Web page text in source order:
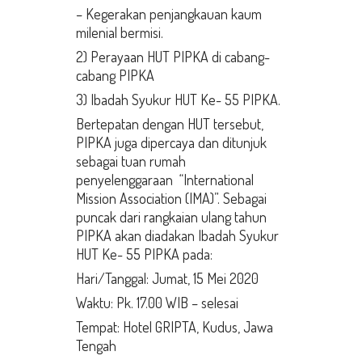
– Kegerakan penjangkauan kaum
milenial bermisi.
2) Perayaan HUT PIPKA di cabang-
cabang PIPKA
3) Ibadah Syukur HUT Ke- 55 PIPKA.
Bertepatan dengan HUT tersebut,
PIPKA juga dipercaya dan ditunjuk
sebagai tuan rumah
penyelenggaraan “International
Mission Association (IMA)”. Sebagai
puncak dari rangkaian ulang tahun
PIPKA akan diadakan Ibadah Syukur
HUT Ke- 55 PIPKA pada:
Hari/Tanggal: Jumat, 15 Mei 2020
Waktu: Pk. 17.00 WIB – selesai
Tempat: Hotel GRIPTA, Kudus, Jawa
Tengah